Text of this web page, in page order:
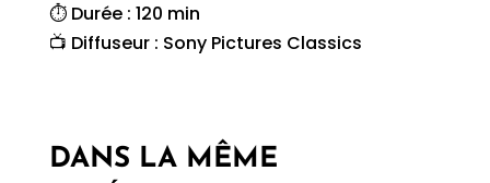
⏱ Durée : 120 min
📺 Diffuseur : Sony Pictures Classics
DANS LA MÊME